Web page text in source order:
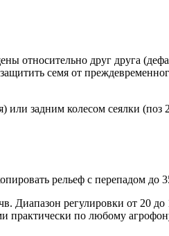
относительно друг друга
семя от
задним колесом сеялки (поз
рельеф с перепадом до
Диапазон регулировки от 20
практически по любому